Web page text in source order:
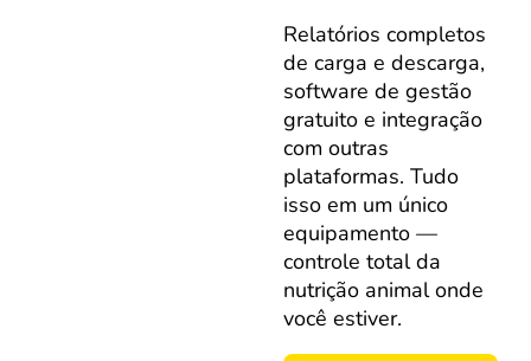
Relatórios completos
de carga e descarga,
software de gestão
gratuito e integração
com outras
plataformas. Tudo
isso em um único
equipamento —
controle total da
nutrição animal onde
você estiver.